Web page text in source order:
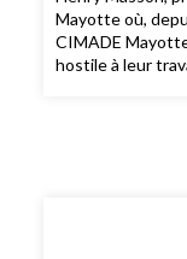
Mayotte où,
CIMADE
hostile à leur